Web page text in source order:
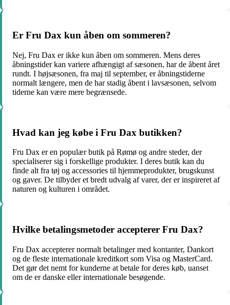
Er Fru Dax kun åben om sommeren?
Nej, Fru Dax er ikke kun åben om sommeren. Mens deres
åbningstider kan variere afhængigt af sæsonen, har de åbent året
rundt. I højsæsonen, fra maj til september, er åbningstiderne
normalt længere, men de har stadig åbent i lavsæsonen, selvom
tiderne kan være mere begrænsede.
Hvad kan jeg købe i Fru Dax butikken?
Fru Dax er en populær butik på Rømø og andre steder, der
specialiserer sig i forskellige produkter. I deres butik kan du
finde alt fra tøj og accessories til hjemmeprodukter, brugskunst
og gaver. De tilbyder et bredt udvalg af varer, der er inspireret af
naturen og kulturen i området.
Hvilke betalingsmetoder accepterer Fru Dax?
Fru Dax accepterer normalt betalinger med kontanter, Dankort
og de fleste internationale kreditkort som Visa og MasterCard.
Det gør det nemt for kunderne at betale for deres køb, uanset
om de er danske eller internationale besøgende.